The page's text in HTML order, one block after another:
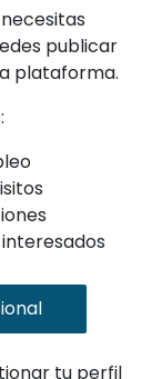
publicar
plataforma.
tu perfil